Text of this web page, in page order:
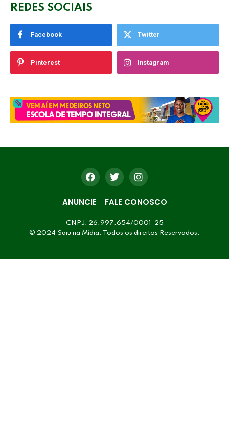
REDES SOCIAIS
Facebook Twitter
Pinterest Instagram
ANUNCIE FALE CONOSCO
CNPJ: 26.997.654/0001-25
© 2024 Saiu na Mídia. Todos os direitos Reservados.